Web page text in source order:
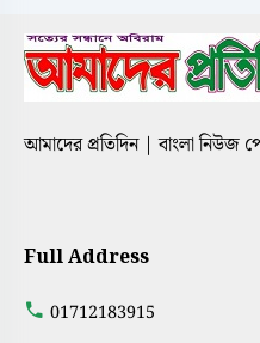
আমাদের প্রতিদিন | বাংলা নিউজ
Full Address
01712183915